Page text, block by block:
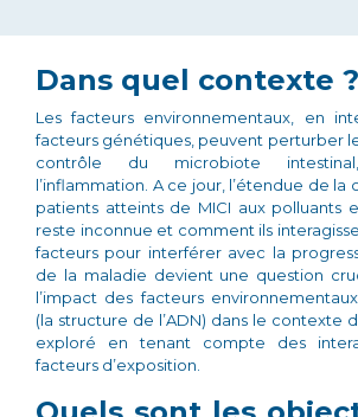
Dans quel contexte ?
Les facteurs environnementaux, en
facteurs génétiques, peuvent perturber
contrôle du microbiote
l’inflammation. A ce jour, l’étendue de la
patients atteints de MICI aux polluants
reste inconnue et comment ils
facteurs pour interférer avec la
de la maladie devient une question
l’impact des facteurs
(la structure de l’ADN) dans le contexte
exploré en tenant compte des
facteurs d’exposition.